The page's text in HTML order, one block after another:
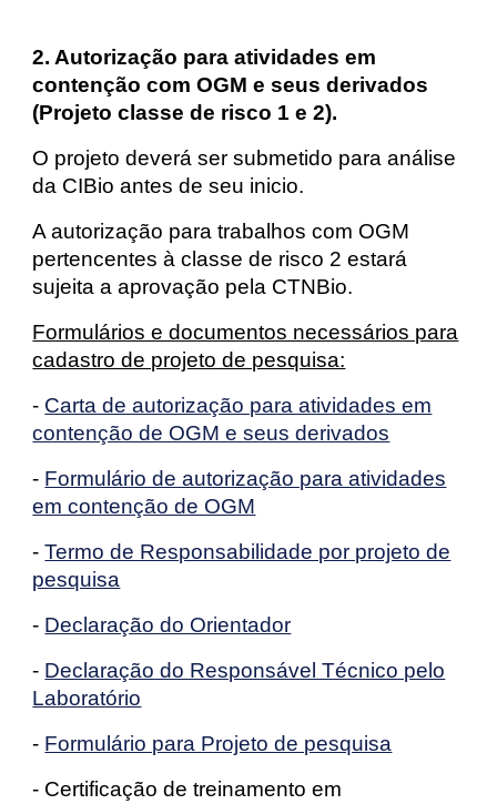
2. Autorização para atividades em
contenção com OGM e seus derivados
(Projeto classe de risco 1 e 2).
O projeto deverá ser submetido para análise
da CIBio antes de seu inicio.
A autorização para trabalhos com OGM
pertencentes à classe de risco 2 estará
sujeita a aprovação pela CTNBio.
Formulários e documentos necessários para
cadastro de projeto de pesquisa:
- Carta de autorização para atividades em
contenção de OGM e seus derivados
- Formulário de autorização para atividades
em contenção de OGM
-Termo de Responsabilidade por projeto de
pesquisa
- Declaração do Orientador
- Declaração do Responsável Técnico pelo
Laboratório
- Formulário para Projeto de pesquisa
- Certificação de treinamento em